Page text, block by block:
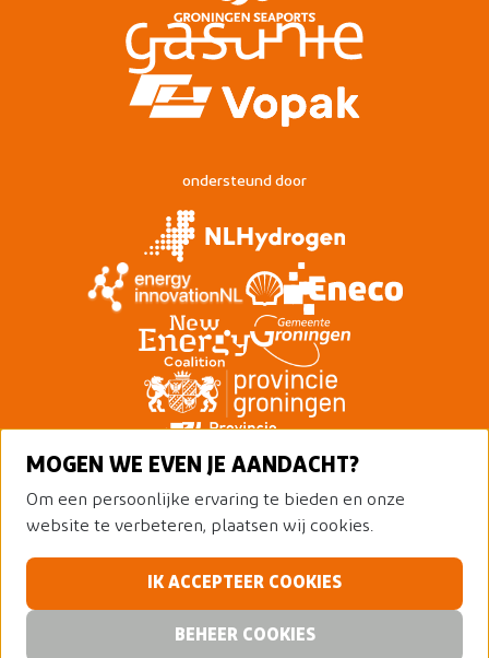
ondersteund door
© 2026 Nederland Waterstofland
Alle rechten voorbehouden
Privacy policy
MOGEN WE EVEN JE AANDACHT?
Om een persoonlijke ervaring te bieden en onze
website te verbeteren, plaatsen wij cookies.
IK ACCEPTEER COOKIES
BEHEER COOKIES